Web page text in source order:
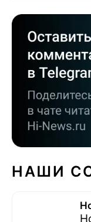
НАШИ